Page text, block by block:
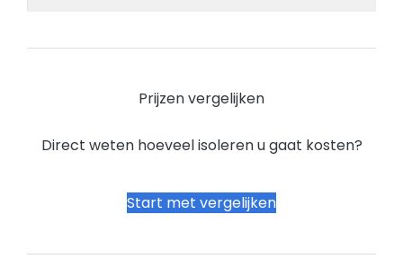
Prijzen vergelijken
Direct weten hoeveel isoleren u gaat kosten?
Start met vergelijken